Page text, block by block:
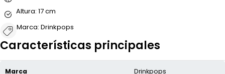
Altura: 17 cm
Marca: Drinkpops
Características principales
Marca Drinkpops